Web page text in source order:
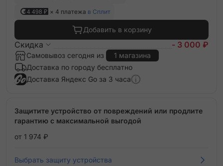
4 498 ₽ × 4 платежа в Сплит
Добавить в корзину
Скидка - 3 000 ₽
Самовывоз сегодня из
1 магазина
Доставка по городу бесплатно
Доставка Яндекс Go за 3 часа
Защитите устройство от повреждений или продлите
гарантию с максимальной выгодой
от 1 974 ₽
Выбрать защиту устройства